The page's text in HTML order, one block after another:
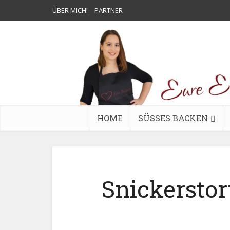
ÜBER MICH! PARTNER
HOME SÜSSES BACKEN